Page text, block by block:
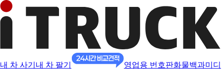
내 차 사기 내 차 팔기 영업용 번호판화물백과미디